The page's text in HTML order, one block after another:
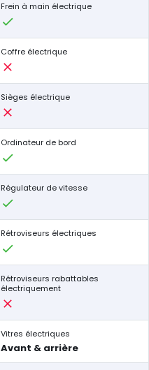
Frein à main électrique
Coffre électrique
Sièges électrique
Ordinateur de bord
Régulateur de vitesse
Rétroviseurs électriques
Rétroviseurs rabattables
électriquement
Vitres électriques
Avant & arrière